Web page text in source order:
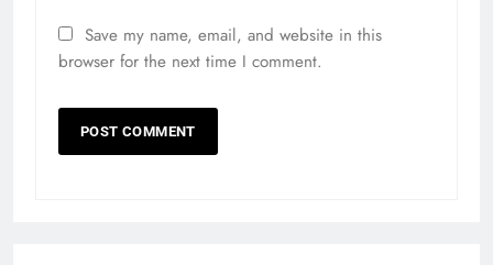
Save my name, email, and website in this
browser for the next time I comment.